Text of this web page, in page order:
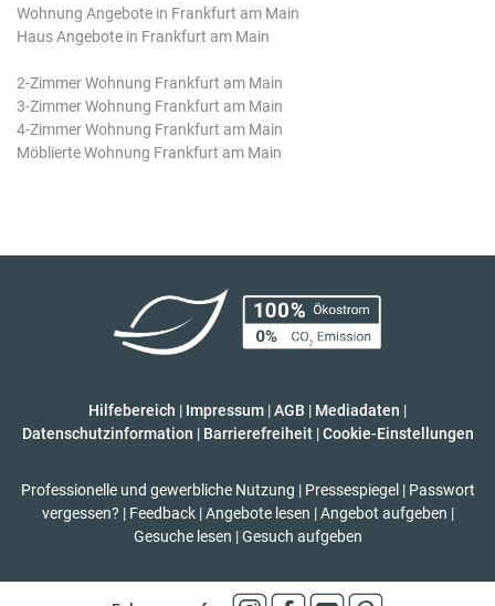
Wohnung Angebote in Frankfurt am Main
Haus Angebote in Frankfurt am Main
2-Zimmer Wohnung Frankfurt am Main
3-Zimmer Wohnung Frankfurt am Main
4-Zimmer Wohnung Frankfurt am Main
Möblierte Wohnung Frankfurt am Main
Hilfebereich | Impressum |AGB | Mediadaten |
Datenschutzinformation | Barrierefreiheit | Cookie-Einstellungen
Professionelle und gewerbliche Nutzung | Pressespiegel | Passwort
vergessen? | Feedback | Angebote lesen | Angebot aufgeben |
Gesuche lesen | Gesuch aufgeben